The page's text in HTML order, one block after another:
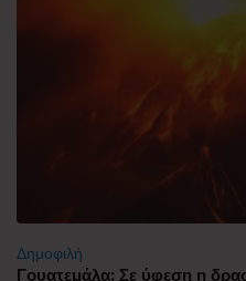
Δημοφιλή
Γουατεμάλα: Σε ύφεση η